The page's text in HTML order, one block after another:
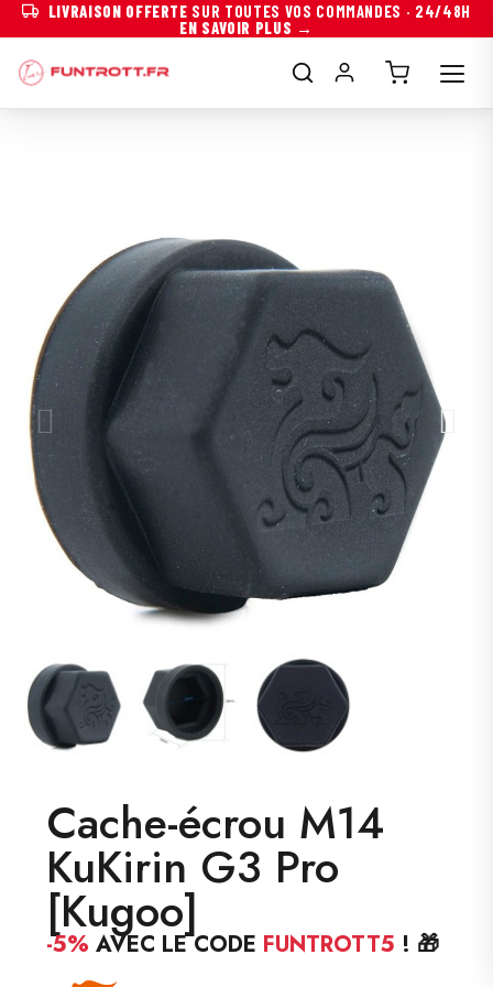
LIVRAISON OFFERTE SUR TOUTES VOS COMMANDES · 24/48H
EN SAVOIR PLUS →
Cache-écrou M14
KuKirin G3 Pro
[Kugoo]
-5% AVEC LE CODE FUNTROTT5 ! 🎁